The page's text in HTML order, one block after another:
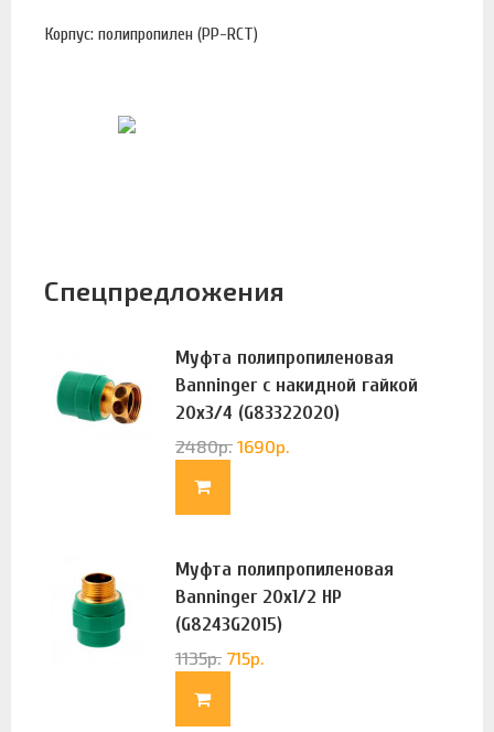
Корпус: полипропилен (PP-RCT)
Спецпредложения
Муфта полипропиленовая
Banninger с накидной гайкой
20х3/4 (G83322020)
2480р. 1690р.
Муфта полипропиленовая
Banninger 20х1/2 НР
(G8243G2015)
1135р. 715р.